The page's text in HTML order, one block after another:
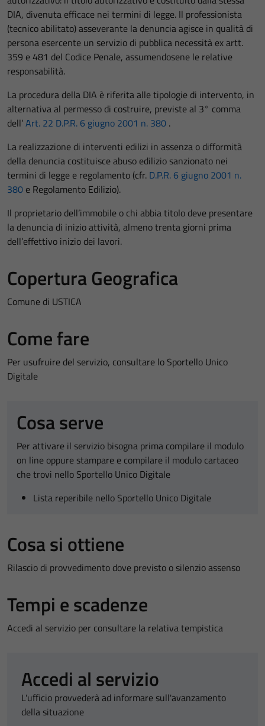
DIA, divenuta efficace nei termini di legge. Il professionista
(tecnico abilitato) asseverante la denuncia agisce in qualità di
persona esercente un servizio di pubblica necessità ex artt.
359 e 481 del Codice Penale, assumendosene le relative
responsabilità.
La procedura della DIA è riferita alle tipologie di intervento, in
alternativa al permesso di costruire, previste al 3° comma
dell’Art. 22 D.P.R. 6 giugno 2001 n. 380 .
La realizzazione di interventi edilizi in assenza o difformità
della denuncia costituisce abuso edilizio sanzionato nei
termini di legge e regolamento (cfr. D.P.R. 6 giugno 2001 n.
380 e Regolamento Edilizio).
Il proprietario dell’immobile o chi abbia titolo deve presentare
la denuncia di inizio attività, almeno trenta giorni prima
dell’effettivo inizio dei lavori.
Copertura Geografica
Comune di USTICA
Come fare
Per usufruire del servizio, consultare lo Sportello Unico
Digitale
Cosa serve
Per attivare il servizio bisogna prima compilare il modulo
on line oppure stampare e compilare il modulo cartaceo
che trovi nello Sportello Unico Digitale
Lista reperibile nello Sportello Unico Digitale
Cosa si ottiene
Rilascio di provvedimento dove previsto o silenzio assenso
Tempi e scadenze
Accedi al servizio per consultare la relativa tempistica
Accedi al servizio
L'ufficio provvederà ad informare sull'avanzamento
della situazione